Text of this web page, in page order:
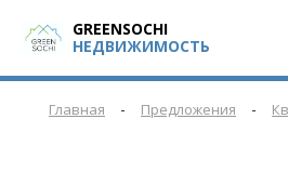
GREENSOCHI
НЕДВИЖИМОСТЬ
Главная - Предложения -